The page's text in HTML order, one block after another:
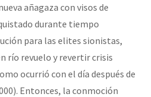
añagaza con visos de
durante tiempo
para las elites sionistas,
río revuelo y revertir crisis
ocurrió con el día después de
Entonces, la conmoción